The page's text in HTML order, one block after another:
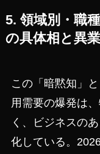
5. 領域別・職
の具体相と異
この「暗黙知」
用需要の爆発は
く、ビジネスの
化している。